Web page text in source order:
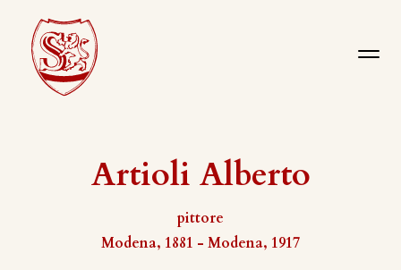
Artioli Alberto
pittore
Modena, 1881 - Modena, 1917